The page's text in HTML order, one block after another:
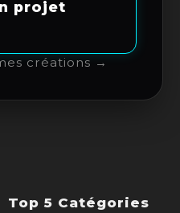
projet
créations →
Top 5 Catégories